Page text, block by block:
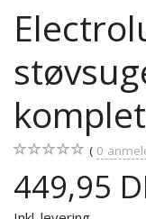
komplet
0
449,95